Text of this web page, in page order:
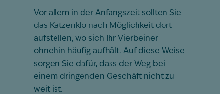
Vor allem in der Anfangszeit sollten Sie
das Katzenklo nach Möglichkeit dort
aufstellen, wo sich Ihr Vierbeiner
ohnehin häufig aufhält. Auf diese Weise
sorgen Sie dafür, dass der Weg bei
einem dringenden Geschäft nicht zu
weit ist.